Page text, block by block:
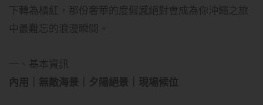
下轉為橘紅，那份奢華的度假感絕對會成為你沖繩之旅
中最難忘的浪漫瞬間。
一、基本資訊
內用｜無敵海景｜夕陽絕景｜現場候位